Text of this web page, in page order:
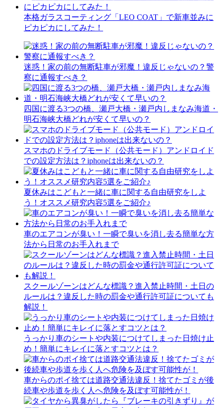
本格ガラスコーティング「LEO COAT」で新車並みに
ピカピカにしてみた！
迷惑！家の前の無断駐車が邪魔！違反じゃないの？警
察に通報すべき？
四国に渡る3つの橋、瀬戸大橋・瀬戸内しまなみ海道・
明石海峡大橋どれが安くて早いの？
スマホのドライブモード（公共モード）アンドロイド
での設定方法は？iphoneは出来ないの？
夏休みはこどもと一緒に車に関する自由研究をしよ
う！オススメ研究内容5選をご紹介♪
車のエアコンが臭い！一瞬で臭いを消し去る簡単な方
法から日常のお手入れまで
スクールゾーンはどんな標識？進入禁止時間・土日の
ルールは？違反した時の罰金や通行許可証についても
解説！
うっかり車のシートや内装につけてしまった日焼け止
め！簡単にキレイに落とすコツとは？
車からのポイ捨ては道路交通法違反！捨てたゴミが後
続車や歩道を歩く人へ危険を及ぼす可能性が！